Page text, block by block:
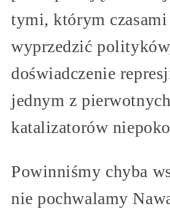
tymi, którym czasami
wyprzedzić
doświadczenie
jednym z pierwotnych
katalizatorów
Powinniśmy chyba
nie pochwalamy